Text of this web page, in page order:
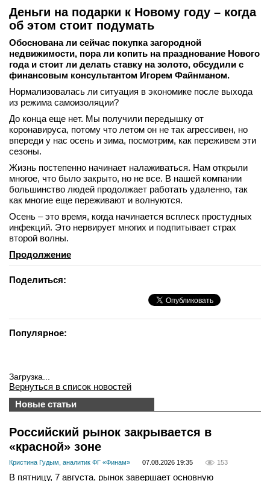
Деньги на подарки к Новому году – когда
об этом стоит подумать
Обоснована ли сейчас покупка загородной
недвижимости, пора ли копить на празднование Нового
года и стоит ли делать ставку на золото, обсудили с
финансовым консультантом Игорем Файнманом.
Нормализовалась ли ситуация в экономике после выхода
из режима самоизоляции?
До конца еще нет. Мы получили передышку от
коронавируса, потому что летом он не так агрессивен, но
впереди у нас осень и зима, посмотрим, как переживем эти
сезоны.
Жизнь постепенно начинает налаживаться. Нам открыли
многое, что было закрыто, но не все. В нашей компании
большинство людей продолжает работать удаленно, так
как многие еще переживают и волнуются.
Осень – это время, когда начинается всплеск простудных
инфекций. Это нервирует многих и подпитывает страх
второй волны.
Продолжение
Поделиться:
Популярное:
Загрузка...
Вернуться в список новостей
Новые статьи
Российский рынок закрывается в
«красной» зоне
Кристина Гудым, аналитик ФГ «Финам» 07.08.2026 19:35 153
В пятницу, 7 августа, рынок завершает основную